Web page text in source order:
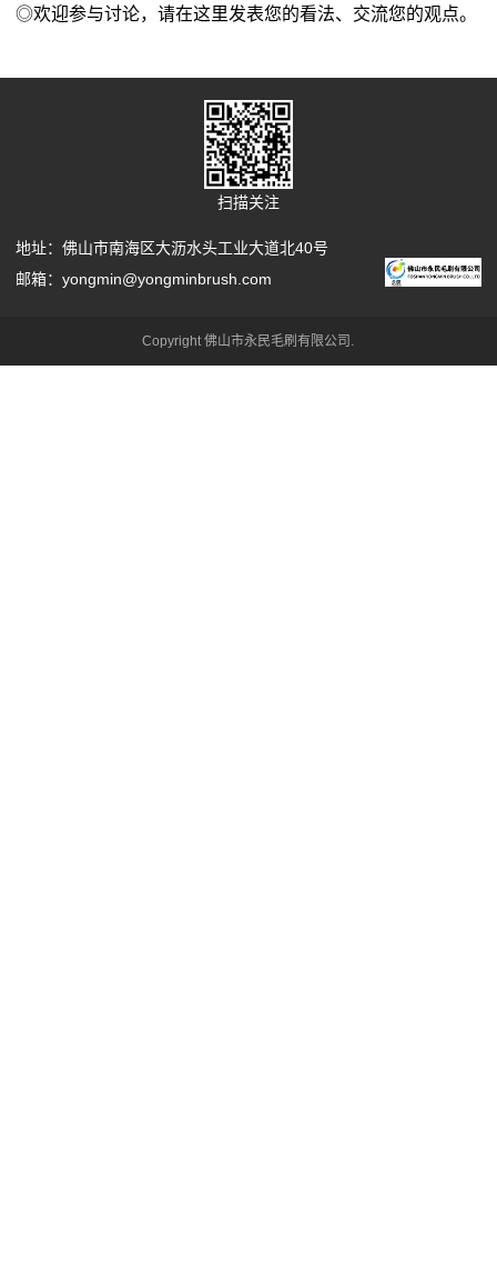
◎欢迎参与讨论，请在这里发表您的看法、交流您的观点。
扫描关注
地址：佛山市南海区大沥水头工业大道北40号
邮箱：yongmin@yongminbrush.com
Copyright 佛山市永民毛刷有限公司.